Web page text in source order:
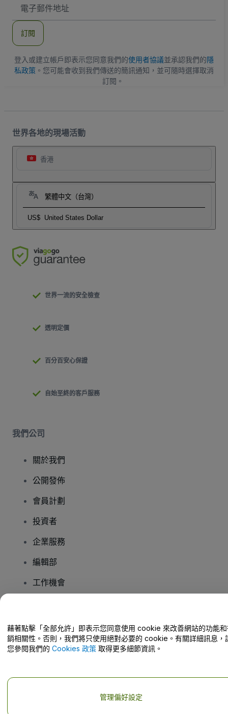
子
地
訂閱
登入或建立帳戶即表示您同意我們的使用者協議並承認我們的隱
私政策 。您可能會收到我們傳送的簡訊通知，並可隨時選擇取消
訂閱。
世界各地的現場活動
香港
繁體中文（台灣）
US$ United States Dollar
世界一流的安全檢查
透明定價
百分百安心保證
自始至終的客戶服務
我們公司
關於我們
公開發佈
會員計劃
投資者
企業服務
編輯部
工作機會
幫助中心 / 聯絡我們
公司詳情
藉著點擊「全部允許」即表示您同意使用 cookie 來改善網站的功能
銷相關性。否則，我們將只使用絕對必要的 cookie。有關詳細訊息，
您參閱我們的 Cookies 政策 取得更多細節資訊。
管理偏好設定